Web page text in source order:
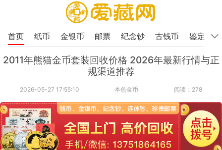
首页 纸币 金银币 邮票 纪念钞 古钱币 鉴定
2011年熊猫金币套装回收价格 2026年最新行情与正
规渠道推荐
2026-05-27 17:55:10 本色金币 阅读：278